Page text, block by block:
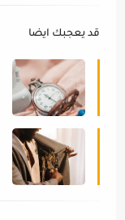
قد يعجبك ايضا